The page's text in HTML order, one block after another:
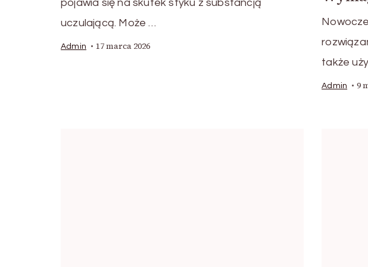
pojawia się na skutek styku z substancją
uczulającą. Może …
Admin 17 marca 2026
także
Admin 9